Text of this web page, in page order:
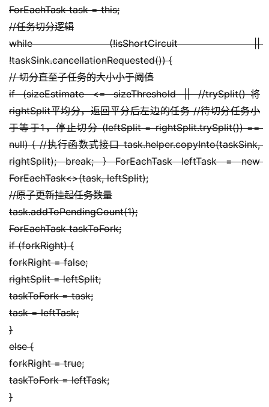
服
务
项
目
A
I
提
示
词
开
源
代
码
常
用
链
接
登录
ForEachTask task = this;
//任务切分逻辑
while (!isShortCircuit ||
!taskSink.cancellationRequested()) {
// 切分直至子任务的大小小于阈值
if (sizeEstimate <= sizeThreshold || //trySplit()将
rightSplit平均分，返回平分后左边的任务 //待切分任务小
于等于1，停止切分 (leftSplit = rightSplit.trySplit()) ==
null) { //执行函数式接口 task.helper.copyInto(taskSink,
rightSplit); break; } ForEachTask leftTask = new
ForEachTask<>(task, leftSplit);
//原子更新挂起任务数量
task.addToPendingCount(1);
ForEachTask taskToFork;
if (forkRight) {
forkRight = false;
rightSplit = leftSplit;
taskToFork = task;
task = leftTask;
}
else {
forkRight = true;
taskToFork = leftTask;
}